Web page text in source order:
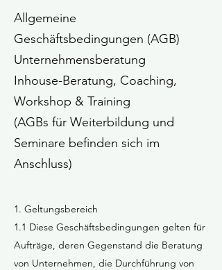
Allgemeine
Geschäftsbedingungen (AGB)
Unternehmensberatung
Inhouse-Beratung, Coaching,
Workshop & Training
(AGBs für Weiterbildung und
Seminare befinden sich im
Anschluss)
1. Geltungsbereich
1.1 Diese Geschäftsbedingungen gelten für
Aufträge, deren Gegenstand die Beratung
von Unternehmen, die Durchführung von